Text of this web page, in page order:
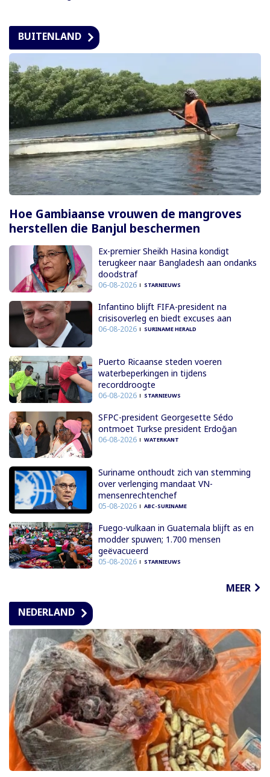
BUITENLAND
Hoe Gambiaanse vrouwen de mangroves
herstellen die Banjul beschermen
Ex-premier Sheikh Hasina kondigt
terugkeer naar Bangladesh aan ondanks
doodstraf
06-08-2026 STARNIEUWS
Infantino blijft FIFA-president na
crisisoverleg en biedt excuses aan
06-08-2026 SURINAME HERALD
Puerto Ricaanse steden voeren
waterbeperkingen in tijdens
recorddroogte
06-08-2026 STARNIEUWS
SFPC-president Georgesette Sédo
ontmoet Turkse president Erdoğan
06-08-2026 WATERKANT
Suriname onthoudt zich van stemming
over verlenging mandaat VN-
mensenrechtenchef
05-08-2026 ABC-SURINAME
Fuego-vulkaan in Guatemala blijft as en
modder spuwen; 1.700 mensen
geëvacueerd
05-08-2026 STARNIEUWS
MEER
NEDERLAND